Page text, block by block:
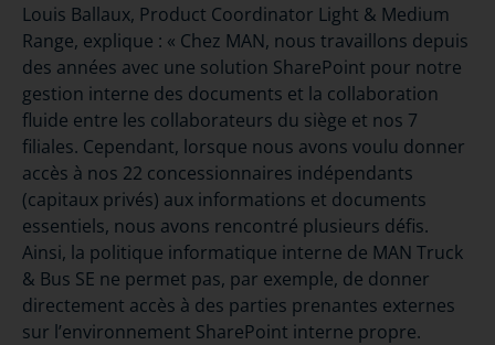
Louis Ballaux, Product Coordinator Light & Medium
Range, explique : « Chez MAN, nous travaillons depuis
des années avec une solution SharePoint pour notre
gestion interne des documents et la collaboration
fluide entre les collaborateurs du siège et nos 7
filiales. Cependant, lorsque nous avons voulu donner
accès à nos 22 concessionnaires indépendants
(capitaux privés) aux informations et documents
essentiels, nous avons rencontré plusieurs défis.
Ainsi, la politique informatique interne de MAN Truck
& Bus SE ne permet pas, par exemple, de donner
directement accès à des parties prenantes externes
sur l’environnement SharePoint interne propre.